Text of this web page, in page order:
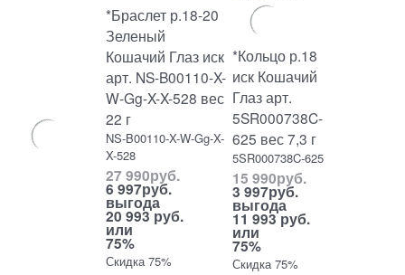
*Браслет р.18-20
Зеленый
Кошачий Глаз иск
арт. NS-B00110-X-
W-Gg-X-X-528 вес
22 г
NS-B00110-X-W-Gg-X-
X-528
27 990руб.
6 997руб.
выгода
20 993 руб.
или
75%
Скидка 75%
*Кольцо р.18
иск Кошачий
Глаз арт.
5SR000738C-
625 вес 7,3 г
5SR000738C-625
15 990руб.
3 997руб.
выгода
11 993 руб.
или
75%
Скидка 75%